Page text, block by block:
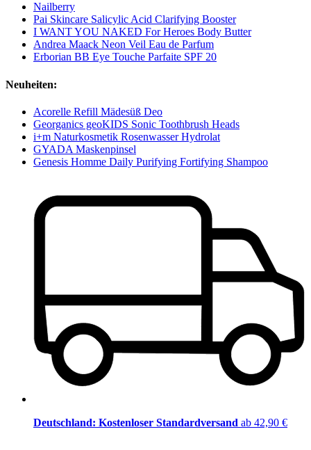
Nailberry
Pai Skincare Salicylic Acid Clarifying Booster
I WANT YOU NAKED For Heroes Body Butter
Andrea Maack Neon Veil Eau de Parfum
Erborian BB Eye Touche Parfaite SPF 20
Neuheiten:
Acorelle Refill Mädesüß Deo
Georganics geoKIDS Sonic Toothbrush Heads
i+m Naturkosmetik Rosenwasser Hydrolat
GYADA Maskenpinsel
Genesis Homme Daily Purifying Fortifying Shampoo
Deutschland: Kostenloser Standardversand ab 42,90 €